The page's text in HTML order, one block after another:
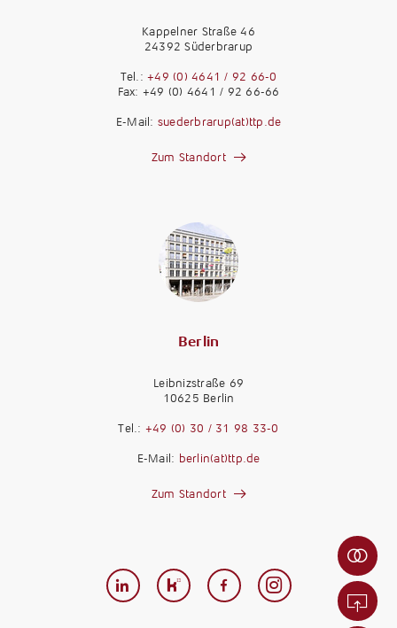
Kappelner Straße 46
24392 Süderbrarup
Tel.: +49 (0) 4641 / 92 66-0
Fax: +49 (0) 4641 / 92 66-66
E-Mail: suederbrarup(at)ttp.de
Zum Standort
Berlin
Leibnizstraße 69
10625 Berlin
Tel.: +49 (0) 30 / 31 98 33-0
E-Mail: berlin(at)ttp.de
Zum Standort
n
t
w
e
r
e
n
-
F
e
a
r
r
i
e